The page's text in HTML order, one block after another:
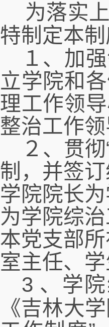
为落实上
特制定本制
１、加
立学院和
理工作领
整治工作
２、贯
制，并签
学院院长
为学院综
本党支部
室主任、
3 、学
《吉林大